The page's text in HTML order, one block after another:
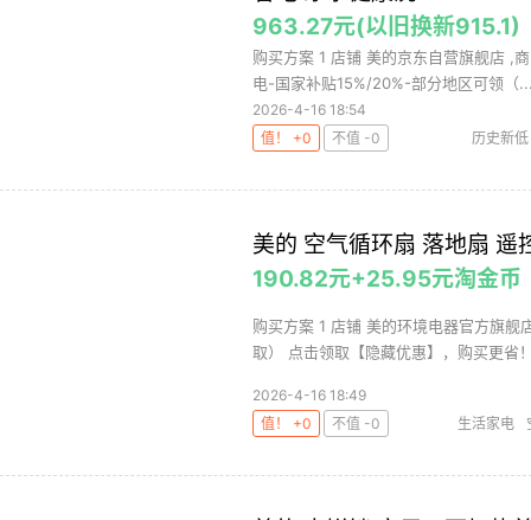
963.27元(以旧换新915.1)
购买方案 1 店铺 美的京东自营旗舰店 ,
电-国家补贴15%/20%-部分地区可领（
2026-4-16 18:54
值！ +0
不值 -0 历史新低
美的 空气循环扇 落地扇
190.82元+25.95元淘金币
购买方案 1 店铺 美的环境电器官方旗
取） 点击领取【隐藏优惠】，购买更省
2026-4-16 18:49
值！ +0
不值 -0 生活家电